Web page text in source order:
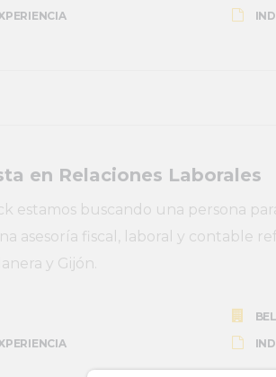
en Relaciones Laborales
estamos buscando una persona
asesoría fiscal, laboral y contable
y Gijón.